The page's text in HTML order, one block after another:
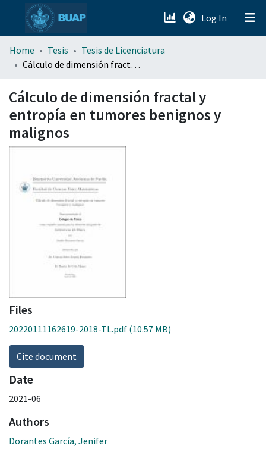
Log In (current)
menu.section.about_menu
Home Tesis
Tesis de Licenciatura
Cálculo de dimensión fractal y entropía en tumores benignos y malignos
Cálculo de dimensión fractal y
entropía en tumores benignos y
malignos
Files
20220111162619-2018-TL.pdf (10.57 MB)
Cite document
Date
2021-06
Authors
Dorantes García, Jenifer